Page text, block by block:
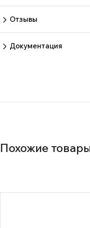
Отзывы
Документация
Похожие